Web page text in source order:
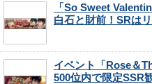
「So Sweet
白石と財前！SRは
イベント「Rose＆
500位内で限定SSR